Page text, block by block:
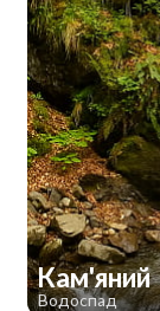
Кам'яний
Водоспад